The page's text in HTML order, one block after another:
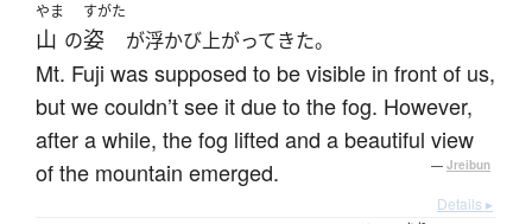
やま
山 の
すがた
姿 が浮かび上がってきた。
Mt. Fuji was supposed to be visible in front of us,
but we couldn’t see it due to the fog. However,
after a while, the fog lifted and a beautiful view
of the mountain emerged.
— Jreibun
Details ▸